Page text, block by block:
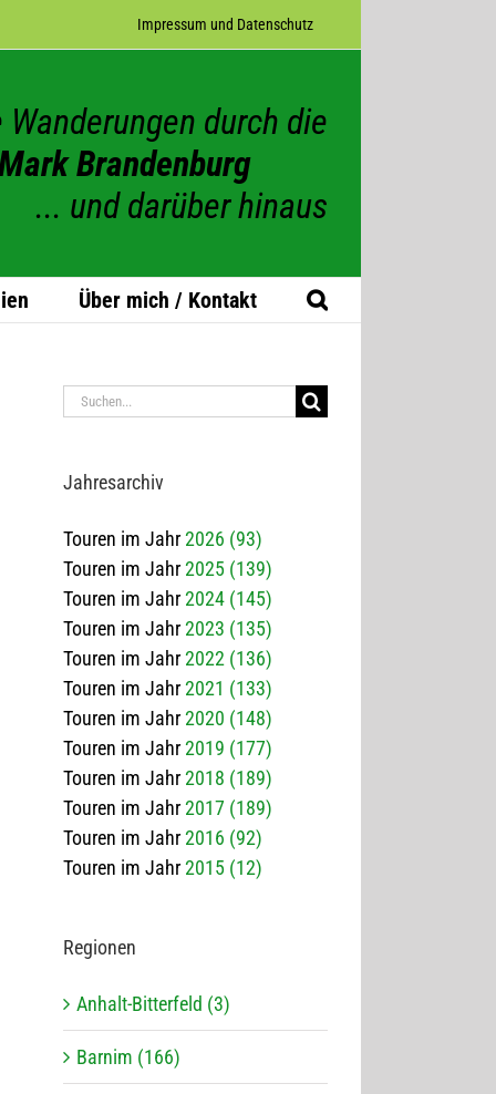
Impres­sum und Datenschutz
durch die
Brandenburg
... und darüber hinaus
Über mich / Kontakt
Suche
Jah­res­ar­chiv
Touren im Jahr2026 (93)
Touren im Jahr2025 (139)
Touren im Jahr2024 (145)
Touren im Jahr2023 (135)
Touren im Jahr2022 (136)
Touren im Jahr2021 (133)
Touren im Jahr2020 (148)
Touren im Jahr2019 (177)
Touren im Jahr2018 (189)
Touren im Jahr2017 (189)
Touren im Jahr2016 (92)
Touren im Jahr2015 (12)
Regio­nen
Anhalt-Bitterfeld (3)
Barnim (166)